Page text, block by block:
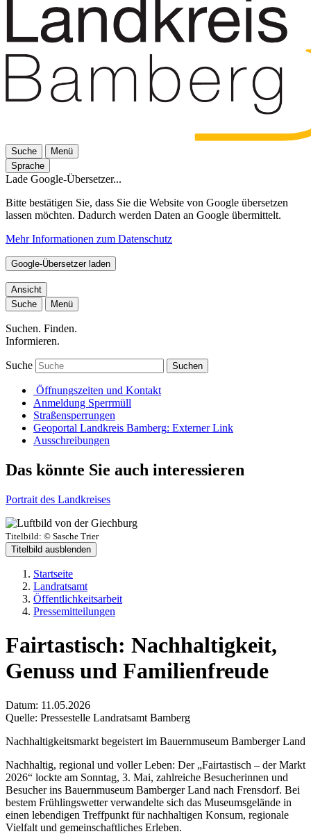
Suche
Menü
Sprache
Lade Google-Übersetzer...
Bitte bestätigen Sie, dass Sie die Website von Google übersetzen
lassen möchten. Dadurch werden Daten an Google übermittelt.
Mehr Informationen zum Datenschutz
Google-Übersetzer laden
Ansicht
Suche
Menü
Suchen. Finden.
Informieren.
Suche Suchen
Öffnungszeiten und Kontakt
Anmeldung Sperrmüll
Straßensperrungen
Geoportal Landkreis Bamberg: Externer Link
Ausschreibungen
Das könnte Sie auch interessieren
Portrait des Landkreises
Titelbild: © Sasche Trier
Titelbild ausblenden
Startseite
Landratsamt
Öffentlichkeitsarbeit
Pressemitteilungen
Fairtastisch: Nachhaltigkeit,
Genuss und Familienfreude
Datum: 11.05.2026
Quelle: Pressestelle Landratsamt Bamberg
Nachhaltigkeitsmarkt begeistert im Bauernmuseum Bamberger Land
Nachhaltig, regional und voller Leben: Der „Fairtastisch – der Markt
2026“ lockte am Sonntag, 3. Mai, zahlreiche Besucherinnen und
Besucher ins Bauernmuseum Bamberger Land nach Frensdorf. Bei
bestem Frühlingswetter verwandelte sich das Museumsgelände in
einen lebendigen Treffpunkt für nachhaltigen Konsum, regionale
Vielfalt und gemeinschaftliches Erleben.